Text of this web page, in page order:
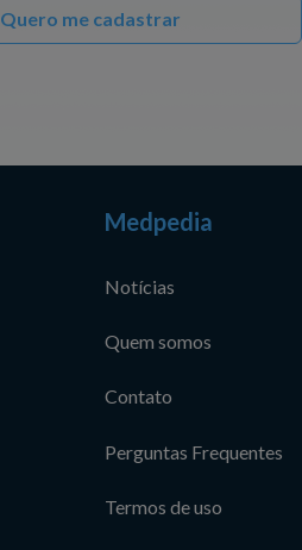
Quero me cadastrar
Medpedia
Notícias
Quem somos
Contato
Perguntas Frequentes
Termos de uso